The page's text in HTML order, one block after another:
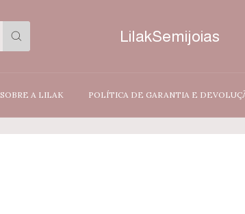
LilakSemijoias
SOBRE A LILAK POLÍTICA DE GARANTIA E